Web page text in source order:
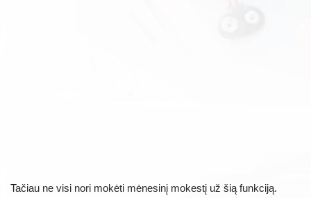
Tačiau ne visi nori mokėti mėnesinį mokestį už šią funkciją.